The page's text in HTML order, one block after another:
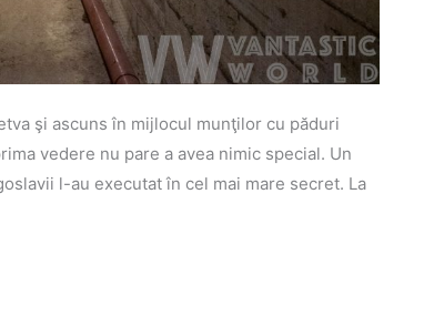
şi ascuns în mijlocul munţilor cu păduri
vedere nu pare a avea nimic special. Un
l-au executat în cel mai mare secret. La